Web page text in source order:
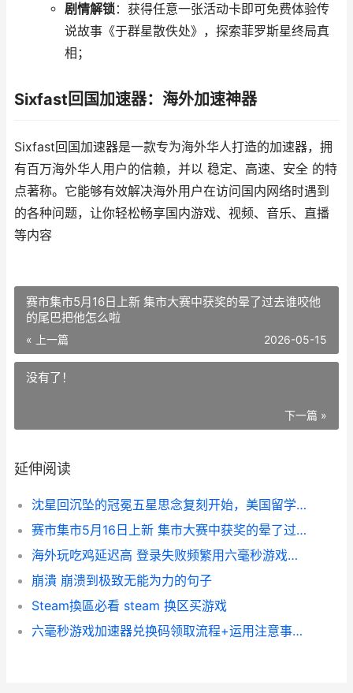
剧情解锁 ：获得任意一张活动卡即可免费体验传
说故事《于群星散佚处》，探索菲罗斯星终局真
相；
Sixfast回国加速器：海外加速神器
Sixfast回国加速器是一款专为海外华人打造的加速器，拥
有百万海外华人用户的信赖，并以 稳定、高速、安全 的特
点著称。它能够有效解决海外用户在访问国内网络时遇到
的各种问题，让你轻松畅享国内游戏、视频、音乐、直播
等内容
赛市集市5月16日上新 集市大赛中获奖的晕了过去谁咬他
的尾巴把他怎么啦
« 上一篇 2026-05-15
没有了！
下一篇 »
延伸阅读
沈星回沉坠的冠冕五星思念复刻开始，美国留学生玩恋和深空国服卡加载 沈星回沉坠的冠冕剧情结尾
赛市集市5月16日上新 集市大赛中获奖的晕了过去谁咬他的尾巴把他怎么啦
海外玩吃鸡延迟高 登录失败频繁用六毫秒游戏加速器化解 国外玩吃鸡延迟
崩潰 崩溃到极致无能为力的句子
Steam換區必看 steam 换区买游戏
六毫秒游戏加速器兑换码领取流程+运用注意事项 6秒加速算什么水平